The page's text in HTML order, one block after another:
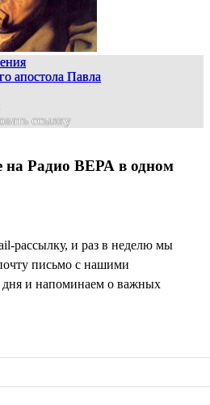
апостола Павла
на Радио ВЕРА в одном
рассылку, и раз в неделю мы
письмо с нашими
дня и напоминаем о важных